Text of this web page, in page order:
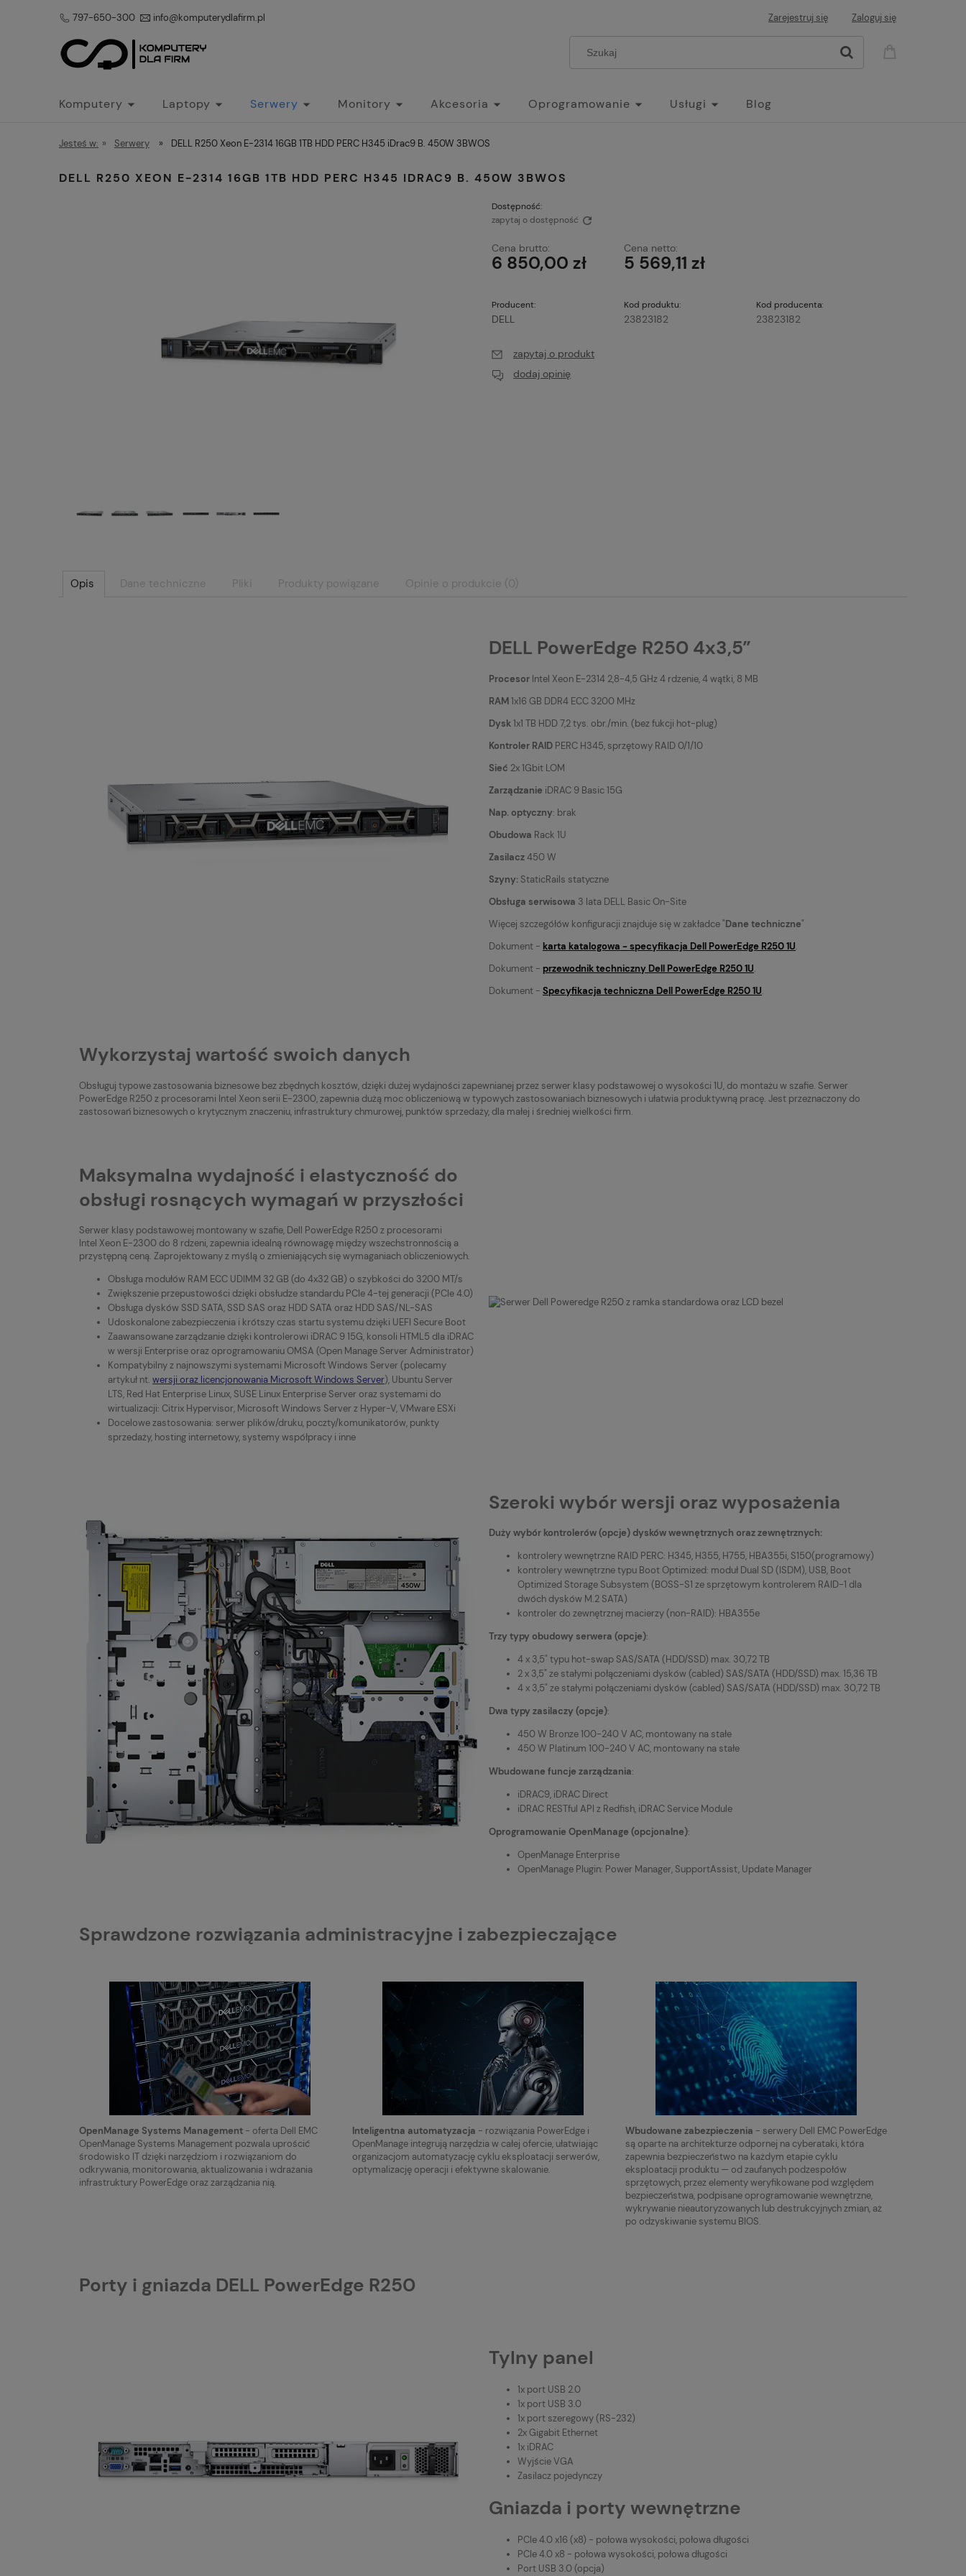
797-650-300 info@komputerydlafirm.pl Zarejestruj się Zaloguj się
Komputery Laptopy Serwery Monitory Akcesoria Oprogramowanie Usługi Blog
Jesteś w: » Serwery » DELL R250 Xeon E-2314 16GB 1TB HDD PERC H345 iDrac9 B. 450W 3BWOS
DELL R250 XEON E-2314 16GB 1TB HDD PERC H345 IDRAC9 B. 450W 3BWOS
Dostępność:
zapytaj o dostępność
Cena brutto:
6 850,00 zł
Cena netto:
5 569,11 zł
Producent:
DELL
Kod produktu:
23823182
Kod producenta:
23823182
zapytaj o produkt
dodaj opinię
Opis Dane techniczne Pliki Produkty powiązane Opinie o produkcie (0)
DELL PowerEdge R250 4x3,5”
Procesor Intel Xeon E-2314 2,8-4,5 GHz 4 rdzenie, 4 wątki, 8 MB
RAM1x16 GB DDR4 ECC 3200 MHz
Dysk1x1 TB HDD 7,2 tys. obr./min. (bez fukcji hot-plug)
Kontroler RAID PERC H345, sprzętowy RAID 0/1/10
Sieć 2x 1Gbit LOM
Zarządzanie iDRAC 9 Basic 15G
Nap. optyczny: brak
Obudowa Rack 1U
Zasilacz450 W
Szyny:StaticRails statyczne
Obsługa serwisowa 3 lata DELL Basic On-Site
Więcej szczegółów konfiguracji znajduje się w zakładce "Dane techniczne"
Dokument - karta katalogowa - specyfikacja Dell PowerEdge R250 1U.
Dokument - przewodnik techniczny Dell PowerEdge R250 1U.
Dokument - Specyfikacja techniczna Dell PowerEdge R250 1U.
Wykorzystaj wartość swoich danych
Obsługuj typowe zastosowania biznesowe bez zbędnych kosztów, dzięki dużej wydajności zapewnianej przez serwer klasy podstawowej o wysokości 1U, do montażu w szafie. Serwer
PowerEdge R250 z procesorami Intel Xeon serii E-2300, zapewnia dużą moc obliczeniową w typowych zastosowaniach biznesowych i ułatwia produktywną pracę. Jest przeznaczony do
zastosowań biznesowych o krytycznym znaczeniu, infrastruktury chmurowej, punktów sprzedaży, dla małej i średniej wielkości firm.
Maksymalna wydajność i elastyczność do
obsługi rosnących wymagań w przyszłości
Serwer klasy podstawowej montowany w szafie, Dell PowerEdge R250 z procesorami
Intel Xeon E-2300 do 8 rdzeni, zapewnia idealną równowagę między wszechstronnością a
przystępną ceną. Zaprojektowany z myślą o zmieniających się wymaganiach obliczeniowych.
Obsługa modułów RAM ECC UDIMM 32 GB (do 4x32 GB) o szybkości do 3200 MT/s
Zwiększenie przepustowości dzięki obsłudze standardu PCIe 4-tej generacji (PCIe 4.0)
Obsługa dysków SSD SATA, SSD SAS oraz HDD SATA oraz HDD SAS/NL-SAS
Udoskonalone zabezpieczenia i krótszy czas startu systemu dzięki UEFI Secure Boot
Zaawansowane zarządzanie dzięki kontrolerowi iDRAC 9 15G, konsoli HTML5 dla iDRAC
w wersji Enterprise oraz oprogramowaniu OMSA (Open Manage Server Administrator)
Kompatybilny z najnowszymi systemami Microsoft Windows Server (polecamy
artykuł nt. wersji oraz licencjonowania Microsoft Windows Server), Ubuntu Server
LTS, Red Hat Enterprise Linux, SUSE Linux Enterprise Server oraz systemami do
wirtualizacji: Citrix Hypervisor, Microsoft Windows Server z Hyper-V, VMware ESXi
Docelowe zastosowania: serwer plików/druku, poczty/komunikatorów, punkty
sprzedaży, hosting internetowy, systemy współpracy i inne
Szeroki wybór wersji oraz wyposażenia
Duży wybór kontrolerów (opcje) dysków wewnętrznych oraz zewnętrznych:
kontrolery wewnętrzne RAID PERC: H345, H355, H755, HBA355i, S150(programowy)
kontrolery wewnętrzne typu Boot Optimized: moduł Dual SD (ISDM), USB, Boot
Optimized Storage Subsystem (BOSS-S1 ze sprzętowym kontrolerem RAID-1 dla
dwóch dysków M.2 SATA)
kontroler do zewnętrznej macierzy (non-RAID): HBA355e
Trzy typy obudowy serwera (opcje):
4 x 3,5" typu hot-swap SAS/SATA (HDD/SSD) max. 30,72 TB
2 x 3,5" ze stałymi połączeniami dysków (cabled) SAS/SATA (HDD/SSD) max. 15,36 TB
4 x 3,5" ze stałymi połączeniami dysków (cabled) SAS/SATA (HDD/SSD) max. 30,72 TB
Dwa typy zasilaczy (opcje):
450 W Bronze 100-240 V AC, montowany na stałe
450 W Platinum 100-240 V AC, montowany na stałe
Wbudowane funcje zarządzania:
iDRAC9, iDRAC Direct
iDRAC RESTful API z Redfish, iDRAC Service Module
Oprogramowanie OpenManage (opcjonalne):
OpenManage Enterprise
OpenManage Plugin: Power Manager, SupportAssist, Update Manager
Sprawdzone rozwiązania administracyjne i zabezpieczające
OpenManage Systems Management - oferta Dell EMC
OpenManage Systems Management pozwala uprościć
środowisko IT dzięki narzędziom i rozwiązaniom do
odkrywania, monitorowania, aktualizowania i wdrażania
infrastruktury PowerEdge oraz zarządzania nią.
Inteligentna automatyzacja - rozwiązania PowerEdge i
OpenManage integrują narzędzia w całej ofercie, ułatwiając
organizacjom automatyzację cyklu eksploatacji serwerów,
optymalizację operacji i efektywne skalowanie.
Wbudowane zabezpieczenia - serwery Dell EMC PowerEdge
są oparte na architekturze odpornej na cyberataki, która
zapewnia bezpieczeństwo na każdym etapie cyklu
eksploatacji produktu — od zaufanych podzespołów
sprzętowych, przez elementy weryfikowane pod względem
bezpieczeństwa, podpisane oprogramowanie wewnętrzne,
wykrywanie nieautoryzowanych lub destrukcyjnych zmian, aż
po odzyskiwanie systemu BIOS.
Porty i gniazda DELL PowerEdge R250
Tylny panel
1x port USB 2.0
1x port USB 3.0
1x port szeregowy (RS-232)
2x Gigabit Ethernet
1x iDRAC
Wyjście VGA
Zasilacz pojedynczy
Gniazda i porty wewnętrzne
PCIe 4.0 x16 (x8) - połowa wysokości, połowa długości
PCIe 4.0 x8 - połowa wysokości, połowa długości
Port USB 3.0 (opcja)